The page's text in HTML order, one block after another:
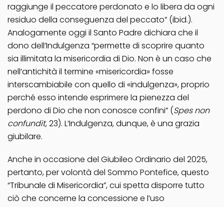
raggiunge il peccatore perdonato e lo libera da ogni
residuo della conseguenza del peccato” (ibid.).
Analogamente oggi il Santo Padre dichiara che il
dono dell’Indulgenza “permette di scoprire quanto
sia illimitata la misericordia di Dio. Non è un caso che
nell’antichità il termine «misericordia» fosse
interscambiabile con quello di «indulgenza», proprio
perché esso intende esprimere la pienezza del
perdono di Dio che non conosce confini” (Spes non
confundit, 23). L’Indulgenza, dunque, è una grazia
giubilare.
Anche in occasione del Giubileo Ordinario del 2025,
pertanto, per volontà del Sommo Pontefice, questo
“Tribunale di Misericordia”, cui spetta disporre tutto
ciò che concerne la concessione e l’uso